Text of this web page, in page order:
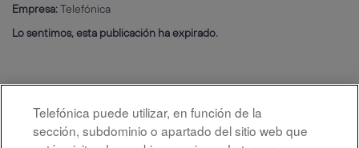
Empresa:Telefónica
Lo sentimos, esta publicación ha expirado.
Telefónica puede utilizar, en función de la
sección, subdominio o apartado del sitio web que